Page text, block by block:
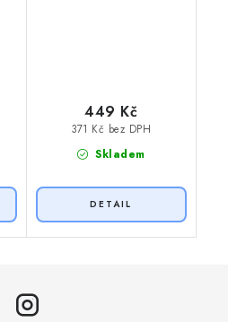
Skladem
371 Kč bez DPH
449 Kč